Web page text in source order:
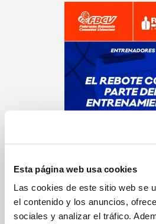
Esta página web usa cookies
Las cookies de este sitio web se
el contenido y los anuncios,
sociales y analizar el tráfico.